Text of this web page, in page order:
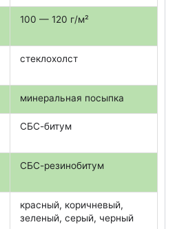
100 — 120 г/м²
стеклохолст
минеральная посыпка
СБС-битум
СБС-резинобитум
красный, коричневый,
зеленый, серый, черный